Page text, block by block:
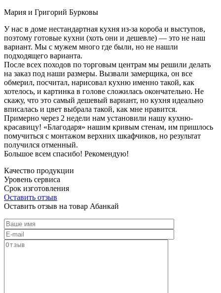
Мария и Григорий Бурковы
У нас в доме нестандартная кухня из-за короба и выступов,
поэтому готовые кухни (хоть они и дешевле) — это не наш
вариант. Мы с мужем много где были, но не нашли
подходящего варианта.
После всех походов по торговым центрам мы решили делать
на заказ под наши размеры. Вызвали замерщика, он все
обмерил, посчитал, нарисовал кухню именно такой, как
хотелось, и картинка в голове сложилась окончательно. Не
скажу, что это самый дешевый вариант, но кухня идеально
вписалась и цвет выбрала такой, как мне нравится.
Примерно через 2 недели нам установили нашу кухню-
красавицу! «Благодаря» нашим кривым стенам, им пришлось
помучиться с монтажом верхних шкафчиков, но результат
получился отменный.
Большое всем спасибо! Рекомендую!
Качество продукции
Уровень сервиса
Срок изготовления
Оставить отзыв
Оставить отзыв на товар Абанкай